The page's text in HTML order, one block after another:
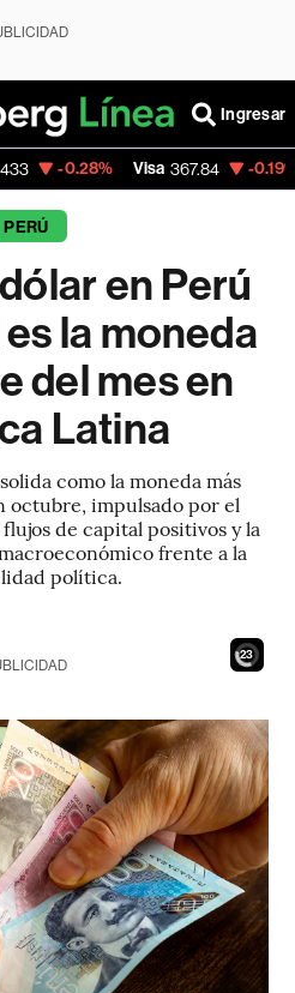
Ingresar
367.84 -0.19% MercadoLibre
PERÚ
en Perú
la moneda
del mes en
Latina
como la moneda más
octubre, impulsado por el
de capital positivos y la
frente a la
política.
20